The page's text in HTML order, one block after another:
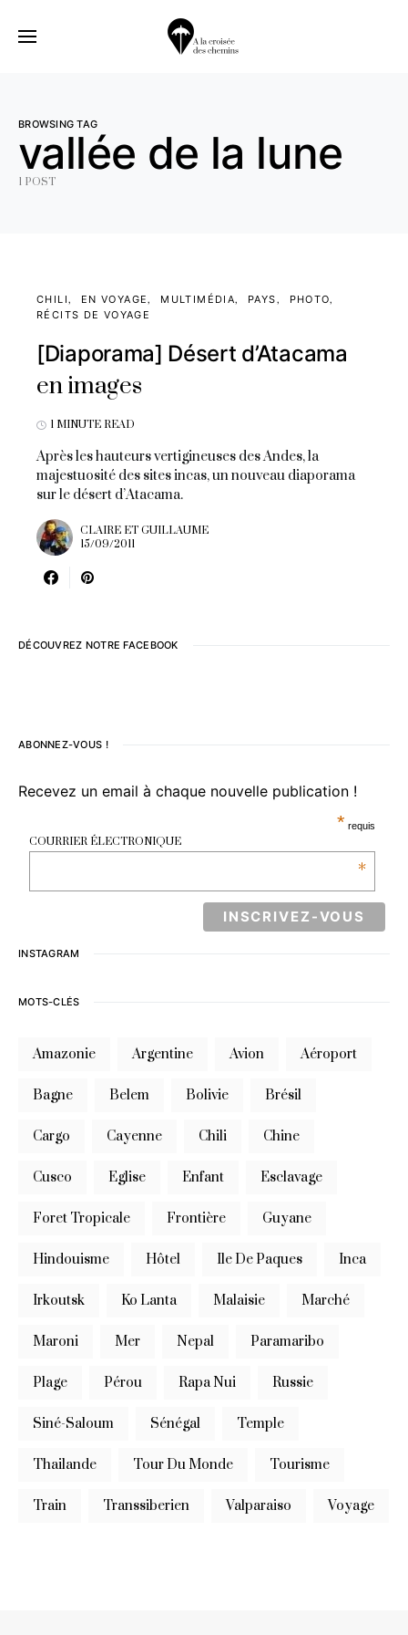
BROWSING TAG
vallée de la lune
1 POST
CHILI EN VOYAGE MULTIMÉDIA PAYS
PHOTO
RÉCITS DE VOYAGE
[Diaporama] Désert d’Atacama
en images
1 MINUTE READ
Après les hauteurs vertigineuses des Andes, la
majestuosité des sites incas, un nouveau diaporama
sur le désert d’Atacama.
CLAIRE ET GUILLAUME
15/09/2011
DÉCOUVREZ NOTRE FACEBOOK
ABONNEZ-VOUS !
Recevez un email à chaque nouvelle publication !
* requis
COURRIER ÉLECTRONIQUE
*
INSTAGRAM
MOTS-CLÉS
Amazonie Argentine Avion Aéroport
Bagne Belem Bolivie Brésil
Cargo Cayenne Chili Chine
Cusco Eglise Enfant Esclavage
Foret Tropicale Frontière Guyane
Hindouisme Hôtel Ile De Paques Inca
Irkoutsk Ko Lanta Malaisie Marché
Maroni Mer Nepal Paramaribo
Plage Pérou Rapa Nui Russie
Siné-Saloum Sénégal Temple
Thailande Tour Du Monde Tourisme
Train Transsiberien Valparaiso Voyage